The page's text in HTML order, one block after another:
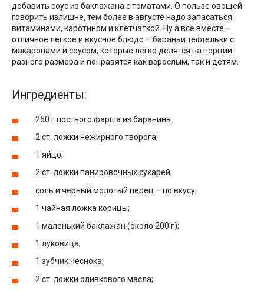
добавить соус из баклажана с томатами. О пользе овощей
говорить излишне, тем более в августе надо запасаться
витаминами, каротином и клетчаткой. Ну а все вместе –
отличное легкое и вкусное блюдо – бараньи тефтельки с
макаронами и соусом, которые легко делятся на порции
разного размера и понравятся как взрослым, так и детям.
Ингредиенты:
250 г постного фарша из баранины;
2 ст. ложки нежирного творога;
1 яйцо;
2 ст. ложки панировочных сухарей;
соль и черный молотый перец – по вкусу;
1 чайная ложка корицы;
1 маленький баклажан (около 200 г);
1 луковица;
1 зубчик чеснока;
2 ст. ложки оливкового масла;